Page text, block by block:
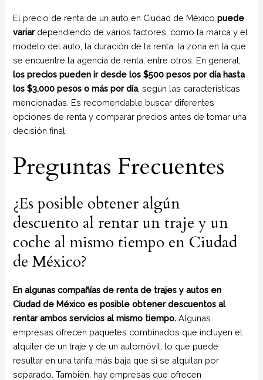
El precio de renta de un auto en Ciudad de Méxicopuede
variardependiendo de varios factores, como la marca y el
modelo del auto, la duración de la renta, la zona en la que
se encuentre la agencia de renta, entre otros. En general,
los precios pueden ir desde los $500 pesos por día hasta
los $3,000 pesos o más por día, según las características
mencionadas. Es recomendable buscar diferentes
opciones de renta y comparar precios antes de tomar una
decisión final.
Preguntas Frecuentes
¿Es posible obtener algún
descuento al rentar un traje y un
coche al mismo tiempo en Ciudad
de México?
En algunas compañías de renta de trajes y autos en
Ciudad de México es posible obtener descuentos al
rentar ambos servicios al mismo tiempo. Algunas
empresas ofrecen paquetes combinados que incluyen el
alquiler de un traje y de un automóvil, lo que puede
resultar en una tarifa más baja que si se alquilan por
separado. También, hay empresas que ofrecen